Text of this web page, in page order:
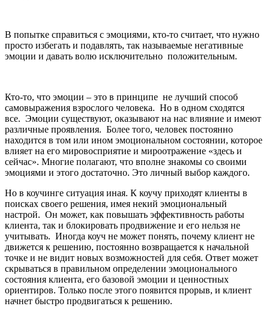
В попытке справиться с эмоциями, кто-то считает, что нужно
просто избегать и подавлять, так называемые негативные
эмоции и давать волю исключительно положительным.
Кто-то, что эмоции – это в принципе не лучший способ
самовыражения взрослого человека. Но в одном сходятся
все. Эмоции существуют, оказывают на нас влияние и имеют
различные проявления. Более того, человек постоянно
находится в том или ином эмоциональном состоянии, которое
влияет на его мировосприятие и мироотражение «здесь и
сейчас». Многие полагают, что вполне знакомы со своими
эмоциями и этого достаточно. Это личный выбор каждого.
Но в коучинге ситуация иная. К коучу приходят клиенты в
поисках своего решения, имея некий эмоциональный
настрой. Он может, как повышать эффективность работы
клиента, так и блокировать продвижение и его нельзя не
учитывать. Иногда коуч не может понять, почему клиент не
движется к решению, постоянно возвращается к начальной
точке и не видит новых возможностей для себя. Ответ может
скрываться в правильном определении эмоционального
состояния клиента, его базовой эмоции и ценностных
ориентиров. Только после этого появится прорыв, и клиент
начнет быстро продвигаться к решению.